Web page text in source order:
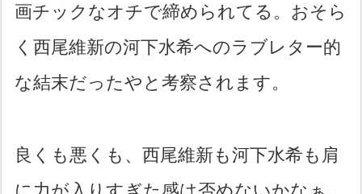
画チックなオチで締められてる。おそら
く西尾維新の河下水希へのラブレター的
な結末だったやと考察されます。
良くも悪くも、西尾維新も河下水希も肩